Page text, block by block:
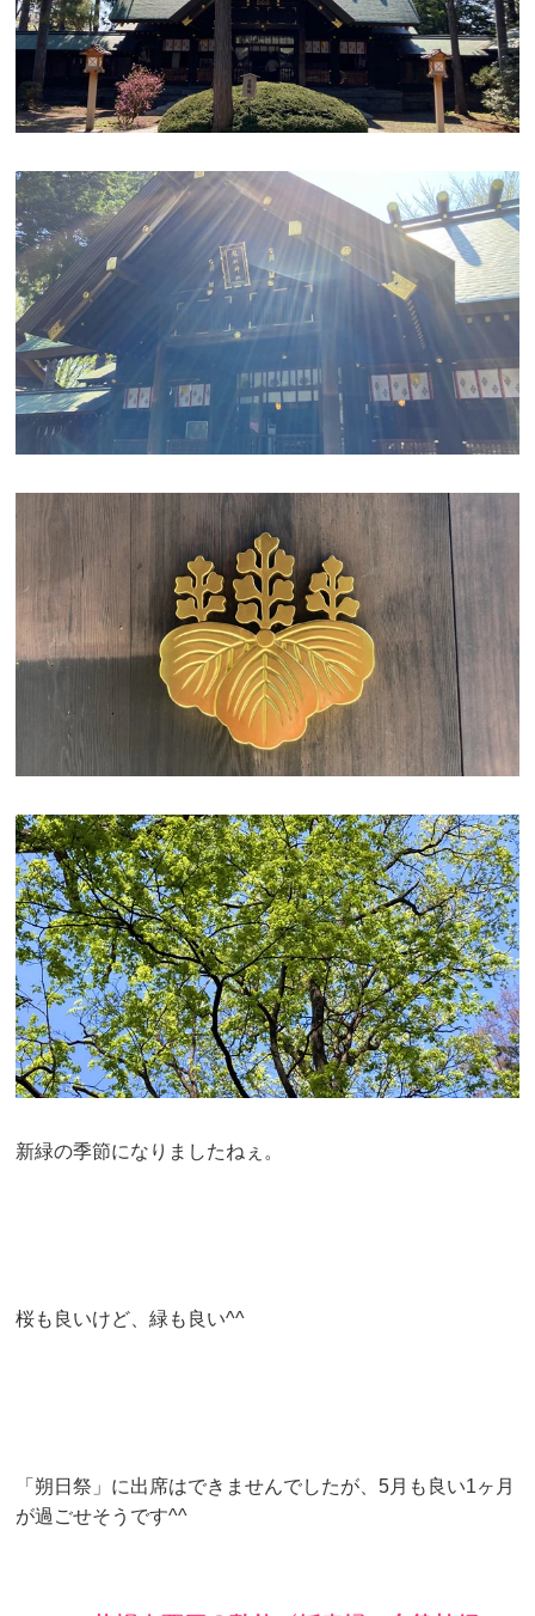
新緑の季節になりましたねぇ。
桜も良いけど、緑も良い^^
「朔日祭」に出席はできませんでしたが、5月も良い1ヶ月
が過ごせそうです^^